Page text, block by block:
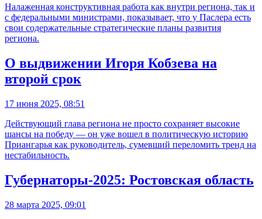
Налаженная конструктивная работа как внутри региона, так и
с федеральными министрами, показывает, что у Паслера есть
свои содержательные стратегические планы развития
региона.
О выдвижении Игоря Кобзева на
второй срок
17 июня 2025, 08:51
Действующий глава региона не просто сохраняет высокие
шансы на победу — он уже вошел в политическую историю
Приангарья как руководитель, сумевший переломить тренд на
нестабильность.
Губернаторы-2025: Ростовская область
28 марта 2025, 09:01